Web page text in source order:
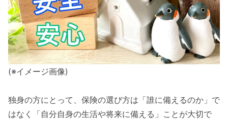
(※イメージ画像)
独身の方にとって、保険の選び方は「誰に備えるのか」で
はなく「自分自身の生活や将来に備える」ことが大切で